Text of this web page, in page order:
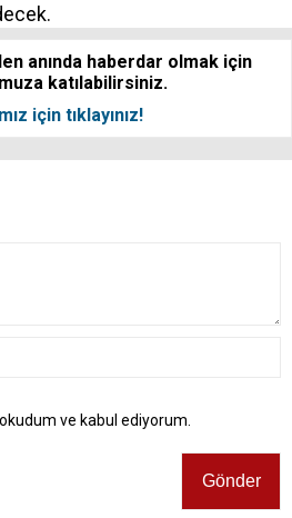
anında haberdar olmak için
katılabilirsiniz.
için tıklayınız!
ve kabul ediyorum.